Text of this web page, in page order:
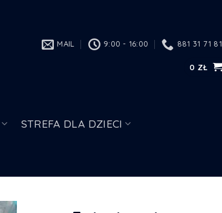
MAIL 9:00 - 16:00 881 31 71 81
0 ZŁ
STREFA DLA DZIECI